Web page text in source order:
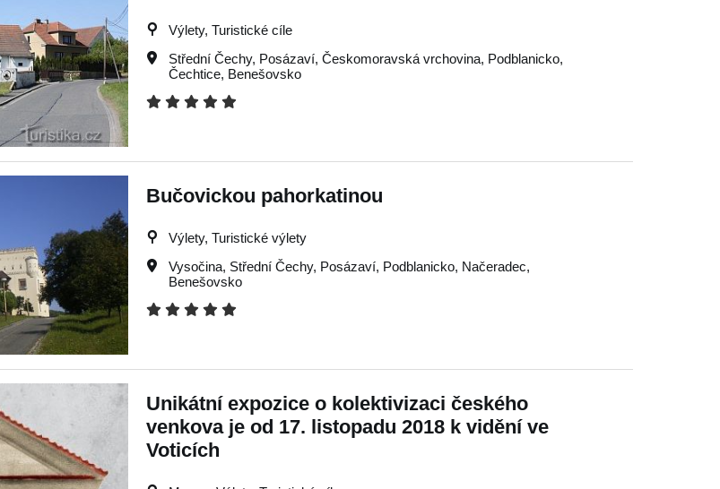
Výlety, Turistické cíle
Střední Čechy, Posázaví, Českomoravská vrchovina, Podblanicko,
Čechtice, Benešovsko
Bučovickou pahorkatinou
Výlety, Turistické výlety
Vysočina, Střední Čechy, Posázaví, Podblanicko, Načeradec,
Benešovsko
Unikátní expozice o kolektivizaci českého
venkova je od 17. listopadu 2018 k vidění ve
Voticích